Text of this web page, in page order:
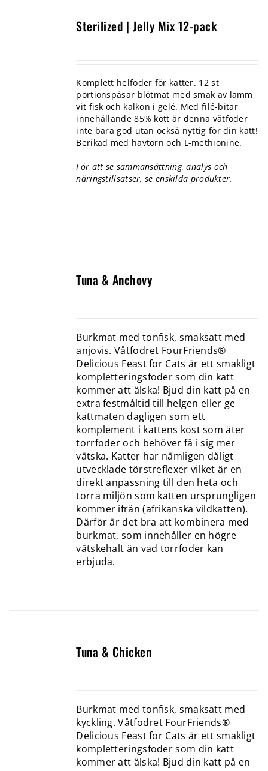
Sterilized | Jelly Mix 12-pack
Komplett helfoder för katter. 12 st
portionspåsar blötmat med smak av lamm,
vit fisk och kalkon i gelé. Med filé-bitar
innehållande 85% kött är denna våtfoder
inte bara god utan också nyttig för din katt!
Berikad med havtorn och L-methionine.
För att se sammansättning, analys och
näringstillsatser, se enskilda produkter.
Tuna & Anchovy
Burkmat med tonfisk, smaksatt med
anjovis. Våtfodret FourFriends®
Delicious Feast for Cats är ett smakligt
kompletteringsfoder som din katt
kommer att älska! Bjud din katt på en
extra festmåltid till helgen eller ge
kattmaten dagligen som ett
komplement i kattens kost som äter
torrfoder och behöver få i sig mer
vätska. Katter har nämligen dåligt
utvecklade törstreflexer vilket är en
direkt anpassning till den heta och
torra miljön som katten ursprungligen
kommer ifrån (afrikanska vildkatten).
Därför är det bra att kombinera med
burkmat, som innehåller en högre
vätskehalt än vad torrfoder kan
erbjuda.
Tuna & Chicken
Burkmat med tonfisk, smaksatt med
kyckling. Våtfodret FourFriends®
Delicious Feast for Cats är ett smakligt
kompletteringsfoder som din katt
kommer att älska! Bjud din katt på en